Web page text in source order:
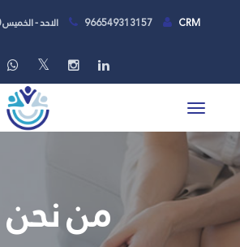
الاحد - الخميس 08.00 ص- 05.00م 966549313157 CRM
من نحن